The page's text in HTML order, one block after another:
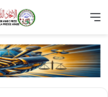
القائمة